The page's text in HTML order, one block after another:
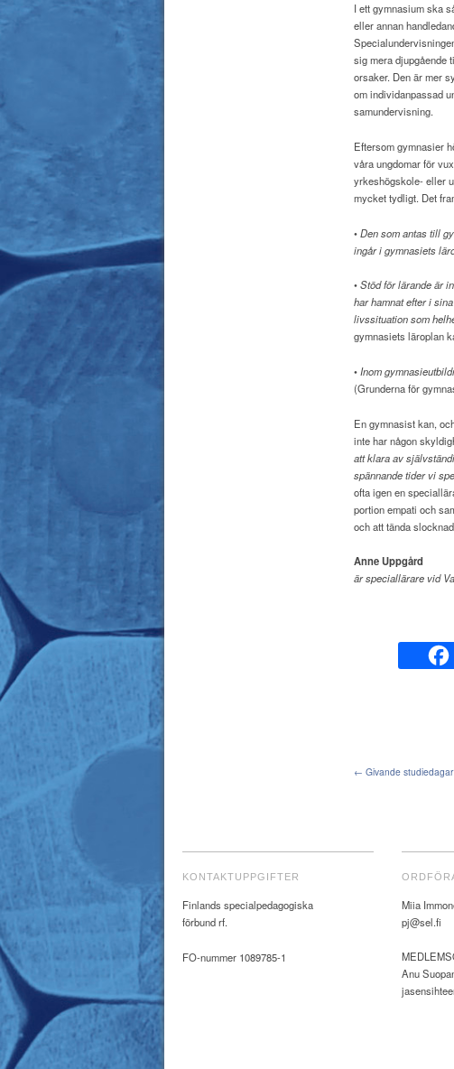
I ett gymnasium ska
eller annan
sig mera djupgående
orsaker. Den är mer
om individanpassad
samundervisning.
Eftersom gymnasier
våra ungdomar för
yrkeshögskole- eller
mycket tydligt. Det
•Den som antas till
ingår i gymnasiets
•Stöd för lärande är
har hamnat efter i
livssituation som
gymnasiets läroplan
•Inom
(Grunderna för
En gymnasist kan,
inte har någon
att klara av
spännande tider vi
ofta igen en
portion empati och
och att tända
Anne Uppgård
är speciallärare vid
← Givande
KONTAKTUPPGIFTER
Finlands specialpedagogiska
förbund rf.
FO-nummer 1089785-1
Miia
pj@sel.fi
Anu